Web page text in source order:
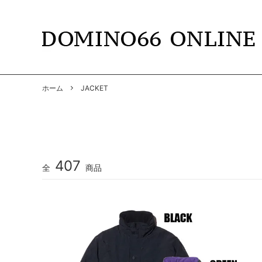
SOWELU BARBER KING
ホーム JACKET
全 407 商品